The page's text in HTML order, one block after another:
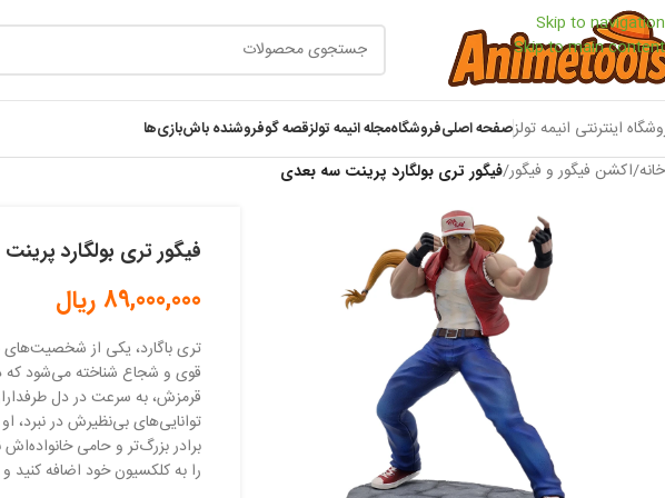
Skip to navigation
Skip to main content
اینترنتی انیمه تولزصفحه اصلیفروشگاهمجله انیمه تولزقصه گوفروشنده باشبازی‌ها
خانه/اکشن فیگور و فیگور/فیگور تری بولگارد پرینت سه بعدی
فیگور تری بولگارد
89,000,000 ریال
قوی و شجاع شناخته می‌شود که
قرمزش، به سرعت در دل
توانایی‌های بی‌نظیرش در نبرد،
برادر بزرگ‌تر و حامی
را به کلکسیون خود اضافه کنید